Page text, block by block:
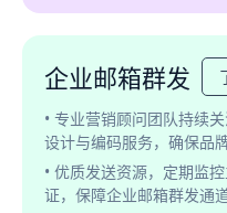
企业邮箱群发
• 专业营销顾问团队持续
设计与编码服务，确保品
• 优质发送资源，定期监
证，保障企业邮箱群发通